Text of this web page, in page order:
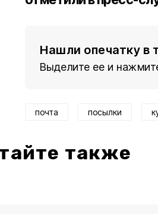
Нашли опечатку в
Выделите ее и
почта посылки
также